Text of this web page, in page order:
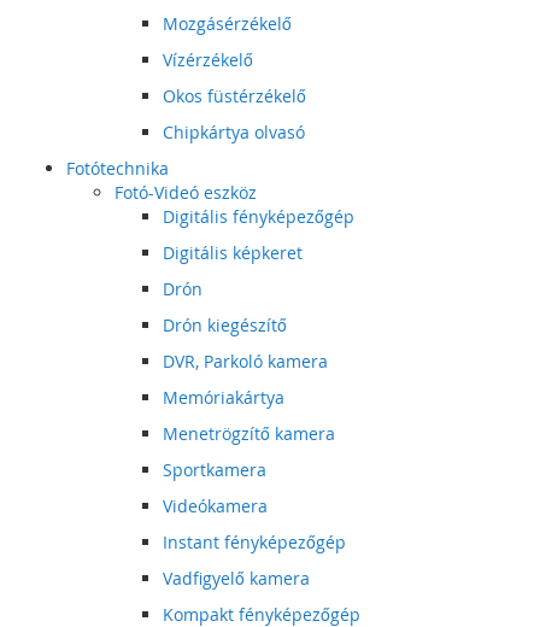
Mozgásérzékelő
Vízérzékelő
Okos füstérzékelő
Chipkártya olvasó
Fotótechnika
Fotó-Videó eszköz
Digitális fényképezőgép
Digitális képkeret
Drón
Drón kiegészítő
DVR, Parkoló kamera
Memóriakártya
Menetrögzítő kamera
Sportkamera
Videókamera
Instant fényképezőgép
Vadfigyelő kamera
Kompakt fényképezőgép